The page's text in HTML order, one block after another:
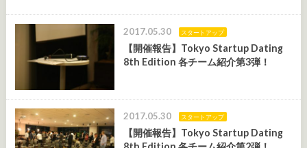
2017.05.30 スタートアップ
【開催報告】Tokyo Startup Dating
8th Edition 各チーム紹介第3弾！
2017.05.30 スタートアップ
【開催報告】Tokyo Startup Dating